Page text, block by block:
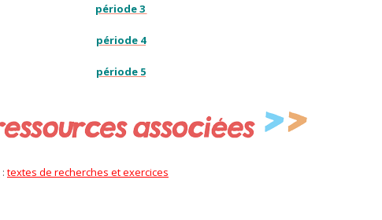
période 3
période 4
période 5
: textes de recherches et exercices